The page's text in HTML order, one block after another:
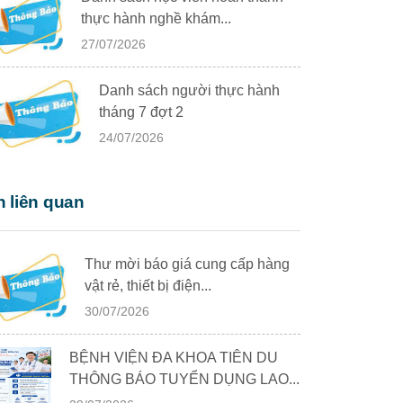
thực hành nghề khám...
27/07/2026
Danh sách người thực hành
tháng 7 đợt 2
24/07/2026
liên quan
Thư mời báo giá cung cấp hàng
vật rẻ, thiết bị điện...
30/07/2026
BỆNH VIỆN ĐA KHOA TIÊN DU
THÔNG BÁO TUYỂN DỤNG LAO...